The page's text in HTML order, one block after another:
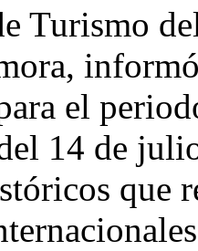
Turismo
el
14 de
que